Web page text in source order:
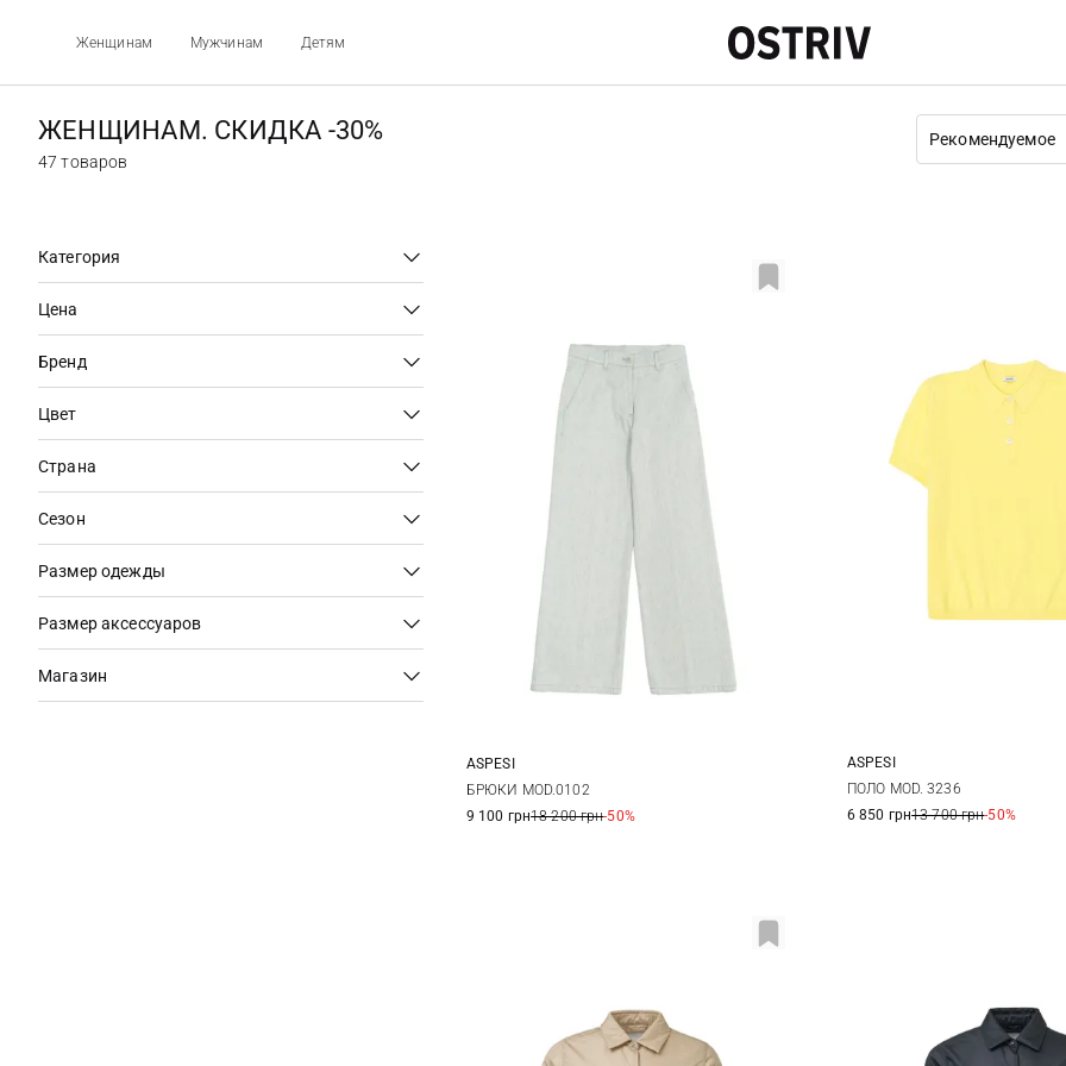
Женщинам Мужчинам Детям
ЖЕНЩИНАМ. СКИДКА -30%
47 товаров
Рекомендуемое
Категория
Цена
Бренд
Цвет
Страна
Сезон
Размер одежды
Размер аксессуаров
Магазин
36 38
ASPESI
БРЮКИ MOD.0102
9 100 грн18 200 грн-50%
38
ASPESI
ПОЛО MOD. 3236
6 850 грн13 700 грн-50%